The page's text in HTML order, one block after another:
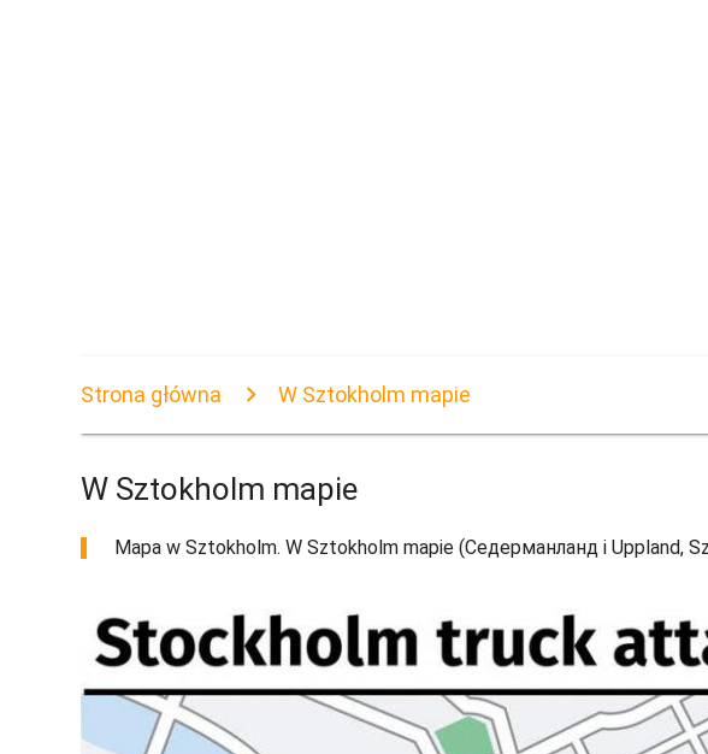
Strona główna W Sztokholm mapie
W Sztokholm mapie
Mapa w Sztokholm. W Sztokholm mapie (Седерманланд i Uppland,